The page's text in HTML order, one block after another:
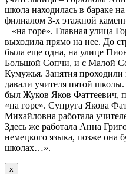
школа находилась в бараке
филиалом 3-х этажной
– «на горе». Главная улица
выходила прямо на нее. До
была еще одна, на улице
Большой Сопчи, и с Малой
Кумужья. Занятия
давали учителя пятой
был Жуков Яков Фаттеевич,
«на горе». Супруга Якова
Михайловна работала
Здесь же работала Анна
немецкого языка, позже она
школах…».
х